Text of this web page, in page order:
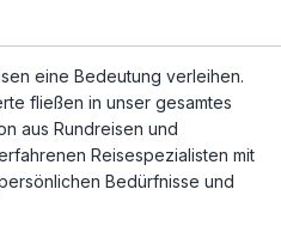
eine Bedeutung verleihen.
fließen in unser gesamtes
aus Rundreisen und
Reisespezialisten mit
Bedürfnisse und